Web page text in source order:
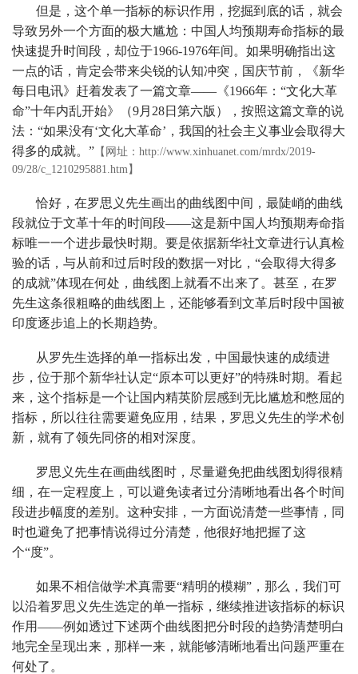
但是，这个单一指标的标识作用，挖掘到底的话，就会
导致另外一个方面的极大尴尬：中国人均预期寿命指标的最
快速提升时间段，却位于1966-1976年间。如果明确指出这
一点的话，肯定会带来尖锐的认知冲突，国庆节前，《新华
每日电讯》赶着发表了一篇文章——《1966年：“文化大革
命”十年内乱开始》（9月28日第六版），按照这篇文章的说
法：“如果没有‘文化大革命’，我国的社会主义事业会取得大
得多的成就。” 【网址：http://www.xinhuanet.com/mrdx/2019-
09/28/c_1210295881.htm】
恰好，在罗思义先生画出的曲线图中间，最陡峭的曲线
段就位于文革十年的时间段——这是新中国人均预期寿命指
标唯一一个进步最快时期。要是依据新华社文章进行认真检
验的话，与从前和过后时段的数据一对比，“会取得大得多
的成就”体现在何处，曲线图上就看不出来了。甚至，在罗
先生这条很粗略的曲线图上，还能够看到文革后时段中国被
印度逐步追上的长期趋势。
从罗先生选择的单一指标出发，中国最快速的成绩进
步，位于那个新华社认定“原本可以更好”的特殊时期。看起
来，这个指标是一个让国内精英阶层感到无比尴尬和憋屈的
指标，所以往往需要避免应用，结果，罗思义先生的学术创
新，就有了领先同侪的相对深度。
罗思义先生在画曲线图时，尽量避免把曲线图划得很精
细，在一定程度上，可以避免读者过分清晰地看出各个时间
段进步幅度的差别。这种安排，一方面说清楚一些事情，同
时也避免了把事情说得过分清楚，他很好地把握了这
个“度”。
如果不相信做学术真需要“精明的模糊”，那么，我们可
以沿着罗思义先生选定的单一指标，继续推进该指标的标识
作用——例如透过下述两个曲线图把分时段的趋势清楚明白
地完全呈现出来，那样一来，就能够清晰地看出问题严重在
何处了。